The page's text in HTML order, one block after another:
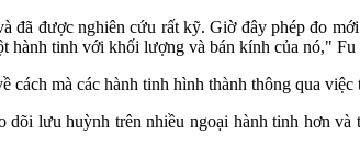
đã được nghiên cứu rất kỹ. Giờ đây phép đo
hành tinh với khối lượng và bán kính của nó," Fu
cách mà các hành tinh hình thành thông qua
lưu huỳnh trên nhiều ngoại hành tinh hơn